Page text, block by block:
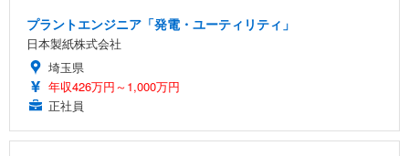
プラントエンジニア「発電・ユーティリティ」
日本製紙株式会社
埼玉県
年収426万円～1,000万円
正社員